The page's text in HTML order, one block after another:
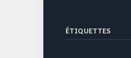
ÉTIQUETTES